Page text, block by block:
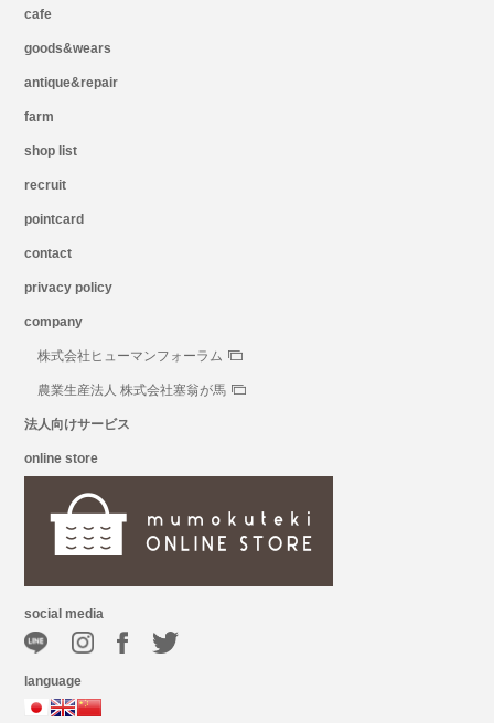
cafe
goods&wears
antique&repair
farm
shop list
recruit
pointcard
contact
privacy policy
company
株式会社ヒューマンフォーラム
農業生産法人 株式会社塞翁が馬
法人向けサービス
online store
social media
language